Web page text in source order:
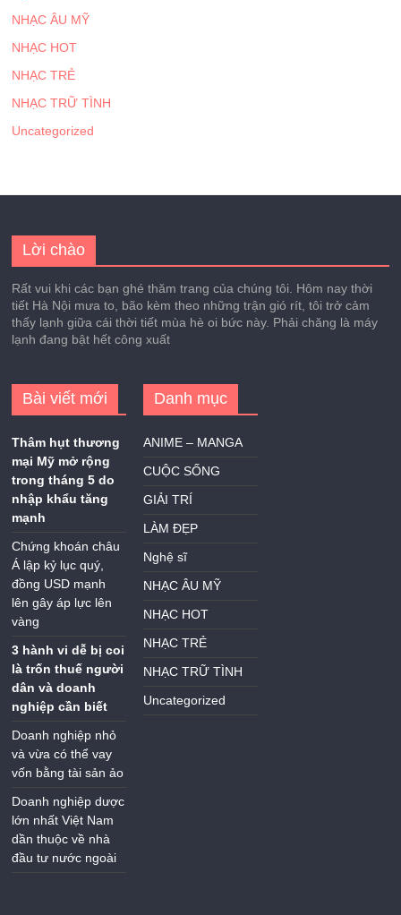
NHẠC ÂU MỸ
NHẠC HOT
NHẠC TRẺ
NHẠC TRỮ TÌNH
Uncategorized
Lời chào
Rất vui khi các bạn ghé thăm trang của chúng tôi. Hôm nay thời
tiết Hà Nội mưa to, bão kèm theo những trận gió rít, tôi trở cảm
thấy lạnh giữa cái thời tiết mùa hè oi bức này. Phải chăng là máy
lạnh đang bật hết công xuất
Bài viết mới
Thâm hụt thương
mại Mỹ mở rộng
trong tháng 5 do
nhập khẩu tăng
mạnh
Chứng khoán châu
Á lập kỷ lục quý,
đồng USD mạnh
lên gây áp lực lên
vàng
3 hành vi dễ bị coi
là trốn thuế người
dân và doanh
nghiệp cần biết
Doanh nghiệp nhỏ
và vừa có thể vay
vốn bằng tài sản ảo
Doanh nghiệp dược
lớn nhất Việt Nam
dần thuộc về nhà
đầu tư nước ngoài
Danh mục
ANIME – MANGA
CUỘC SỐNG
GIẢI TRÍ
LÀM ĐẸP
Nghệ sĩ
NHẠC ÂU MỸ
NHẠC HOT
NHẠC TRẺ
NHẠC TRỮ TÌNH
Uncategorized